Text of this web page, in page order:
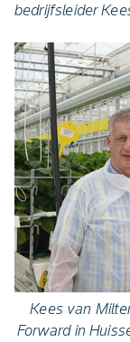
bedrijfsleider
Kees van
Forward in